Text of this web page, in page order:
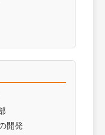
開発